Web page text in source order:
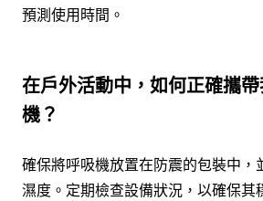
預測使用時間。
在戶外活動中，如何正確攜
機？
確保將呼吸機放置在防震的包裝中，
濕度。定期檢查設備狀況，以確保其